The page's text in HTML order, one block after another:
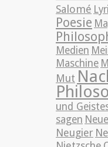
Salomé
Poesie
Medien
Maschine
Mut
und
sagen
Neugier